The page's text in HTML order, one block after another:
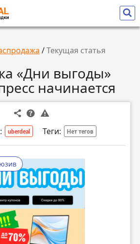
/Текущая статья
«Дни выгоды»
начинается
uberdeal Теги: Нет тегов